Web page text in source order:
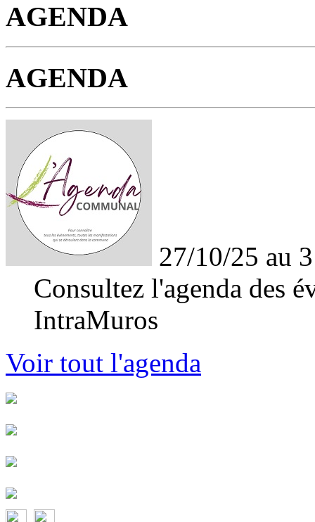
AGENDA
AGENDA
27/10/25 au
Consultez l'agenda des
IntraMuros
Voir tout l'agenda